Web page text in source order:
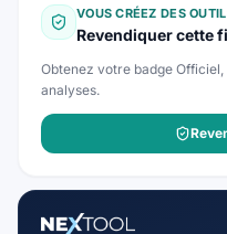
VOUS CRÉEZ DES
Revendiquer cette
Obtenez votre badge
analyses.